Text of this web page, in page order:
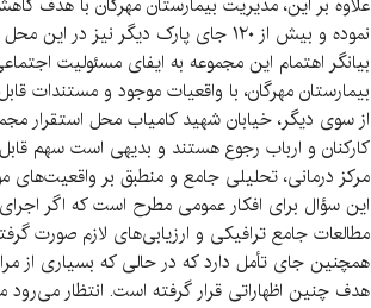
بیانگر اهتمام این مجموعه به ایفای مسئولیت
بیمارستان مهرگان، با واقعیات موجود و مستندات
از سوی دیگر، خیابان شهید کامیاب محل استقرار
کارکنان و ارباب رجوع هستند و بدیهی است سهم
مرکز درمانی، تحلیلی جامع و منطبق بر واقعیت‌های
این سؤال برای افکار عمومی مطرح است که اگر
مطالعات جامع ترافیکی و ارزیابی‌های لازم صورت
همچنین جای تأمل دارد که در حالی که بسیاری از
هدف چنین اظهاراتی قرار گرفته است. انتظار